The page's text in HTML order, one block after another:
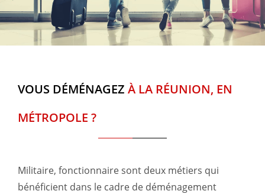
VOUS DÉMÉNAGEZ À LA RÉUNION, EN
MÉTROPOLE ?
Militaire, fonctionnaire sont deux métiers qui
bénéficient dans le cadre de déménagement